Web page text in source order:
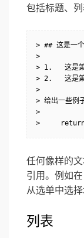
包括标题、列
> ## 这是一个
>
> 1.   这是第
> 2.   这是第
>
> 给出一些例
>
>     return
任何像样的
引用。例如
从选单中选择
列表